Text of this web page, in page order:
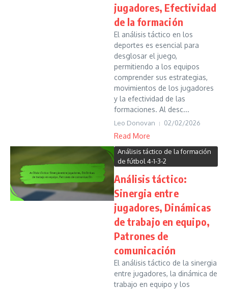
jugadores, Efectividad
de la formación
El análisis táctico en los
deportes es esencial para
desglosar el juego,
permitiendo a los equipos
comprender sus estrategias,
movimientos de los jugadores
y la efectividad de las
formaciones. Al desc...
Leo Donovan 02/02/2026
Read More
Análisis táctico de la formación
de fútbol 4-1-3-2
Análisis táctico:
Sinergia entre
jugadores, Dinámicas
de trabajo en equipo,
Patrones de
comunicación
El análisis táctico de la sinergia
entre jugadores, la dinámica de
trabajo en equipo y los